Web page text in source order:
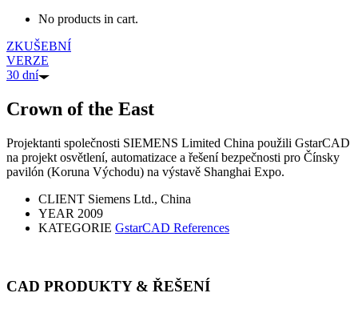
No products in cart.
ZKUŠEBNÍ
VERZE
30 dní
Crown of the East
Projektanti společnosti SIEMENS Limited China použili GstarCAD
na projekt osvětlení, automatizace a řešení bezpečnosti pro Čínsky
pavilón (Koruna Východu) na výstavě Shanghai Expo.
CLIENT Siemens Ltd., China
YEAR 2009
KATEGORIE GstarCAD References
CAD PRODUKTY & ŘEŠENÍ